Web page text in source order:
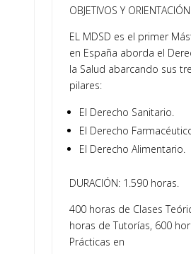
OBJETIVOS Y
EL MDSD es el primer
en España aborda el
la Salud abarcando sus
pilares:
El Derecho Sanitario.
El Derecho
El Derecho Alimentario.
DURACIÓN: 1.590 horas.
400 horas de Clases
horas de Tutorías, 600
Prácticas en